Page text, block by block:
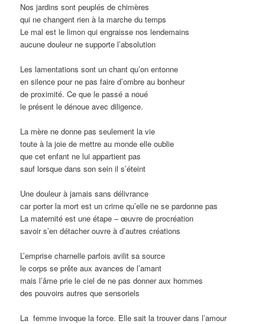
Nos jardins sont peuplés de chimères
qui ne changent rien à la marche du temps
Le mal est le limon qui engraisse nos lendemains
aucune douleur ne supporte l’absolution
Les lamentations sont un chant qu’on entonne
en silence pour ne pas faire d’ombre au bonheur
de proximité. Ce que le passé a noué
le présent le dénoue avec diligence.
La mère ne donne pas seulement la vie
toute à la joie de mettre au monde elle oublie
que cet enfant ne lui appartient pas
sauf lorsque dans son sein il s’éteint
Une douleur à jamais sans délivrance
car porter la mort est un crime qu’elle ne se pardonne pas
La maternité est une étape – œuvre de procréation
savoir s’en détacher ouvre à d’autres créations
L’emprise charnelle parfois avilit sa source
le corps se prête aux avances de l’amant
mais l’âme prie le ciel de ne pas donner aux hommes
des pouvoirs autres que sensoriels
La femme invoque la force. Elle sait la trouver dans l’amour